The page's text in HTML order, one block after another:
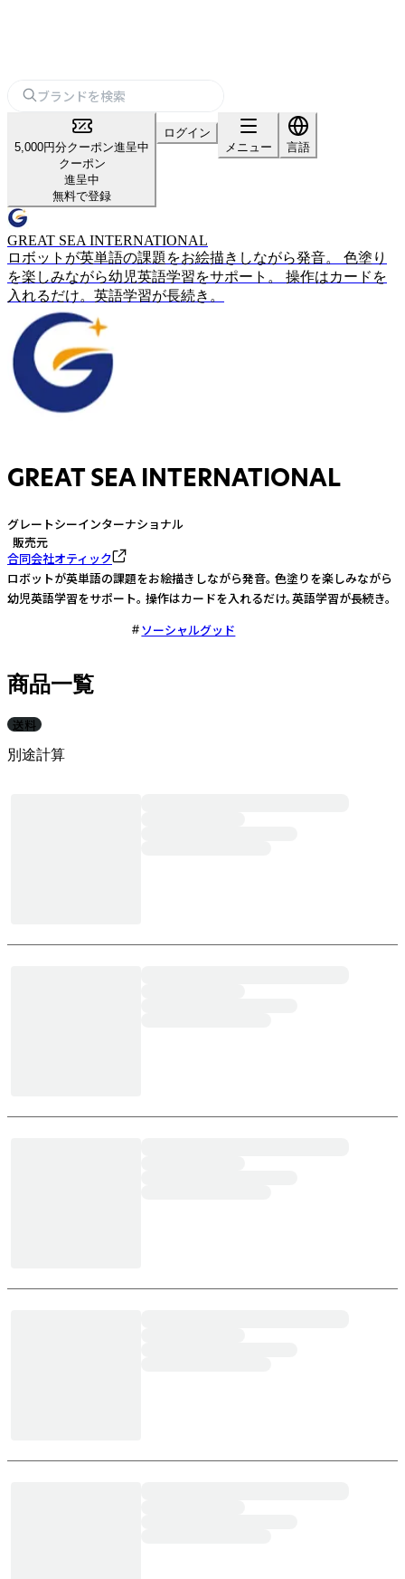
5,000円分クーポン進呈中
クーポン
進呈中
無料で登録
ログイン
メニュー
言語
GREAT SEA INTERNATIONAL
ロボットが英単語の課題をお絵描きしながら発音。 色塗り
を楽しみながら幼児英語学習をサポート。 操作はカードを
入れるだけ。英語学習が長続き。
GREAT SEA INTERNATIONAL
グレートシーインターナショナル
販売元
合同会社オティック
ロボットが英単語の課題をお絵描きしながら発音。 色塗りを楽しみながら
幼児英語学習をサポート。 操作はカードを入れるだけ。英語学習が長続き。
ソーシャルグッド
商品一覧
送料
別途計算